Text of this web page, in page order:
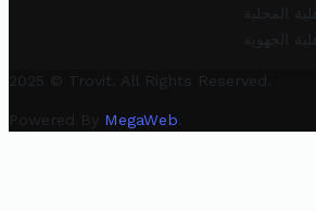
المحلية
الجهوية
2025 © Trovit. All Rights Reserved.
Powered By MegaWeb